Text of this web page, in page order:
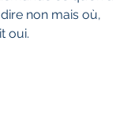
non mais où,
oui.